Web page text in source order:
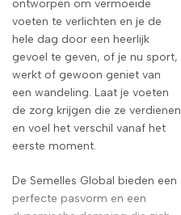
ontworpen om vermoeide
voeten te verlichten en je de
hele dag door een heerlijk
gevoel te geven, of je nu sport,
werkt of gewoon geniet van
een wandeling. Laat je voeten
de zorg krijgen die ze verdienen
en voel het verschil vanaf het
eerste moment.
De Semelles Global bieden een
perfecte pasvorm en een